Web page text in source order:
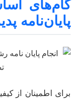
گام‌های
پایان‌نامه
برای اطمینان از